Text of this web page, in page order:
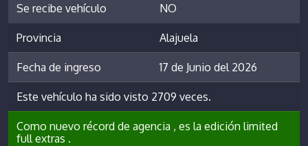
Se recibe vehículo NO
Provincia Alajuela
Fecha de ingreso 17 de Junio del 2026
Este vehículo ha sido visto 2709 veces.
Como nuevo récord de agencia , es la edición limited
full extras .